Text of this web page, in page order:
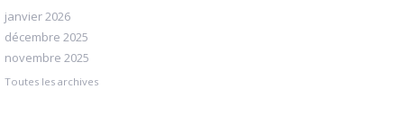
janvier 2026
décembre 2025
novembre 2025
Toutes les archives